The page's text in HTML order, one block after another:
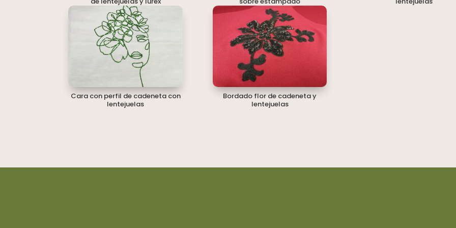
Cara con perfil de cadeneta con
lentejuelas
Bordado flor de cadeneta y
lentejuelas